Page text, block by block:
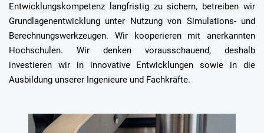
Entwicklungskompetenz langfristig zu sichern, betreiben wir
Grundlagenentwicklung unter Nutzung von Simulations- und
Berechnungswerkzeugen. Wir kooperieren mit anerkannten
Hochschulen. Wir denken vorausschauend, deshalb
investieren wir in innovative Entwicklungen sowie in die
Ausbildung unserer Ingenieure und Fachkräfte.